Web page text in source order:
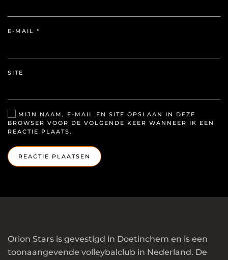
E-MAIL *
SITE
MIJN NAAM, E-MAIL EN SITE OPSLAAN IN DEZE
BROWSER VOOR DE VOLGENDE KEER WANNEER IK EEN
REACTIE PLAATS.
REACTIE PLAATSEN
Orion Stars is gevestigd in Doetinchem en is een
toonaangevende volleybalclub in Nederland. De